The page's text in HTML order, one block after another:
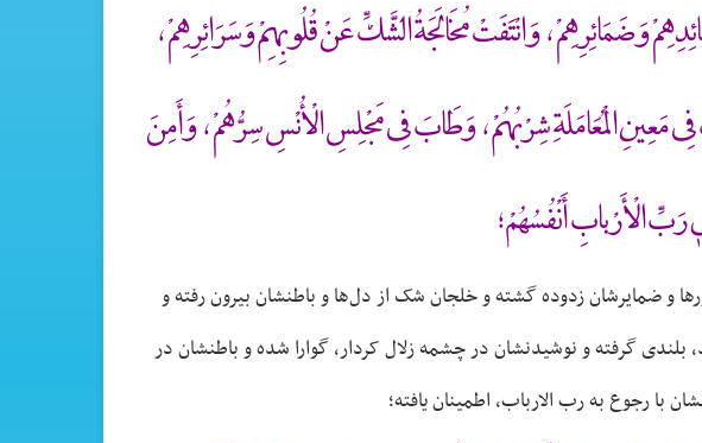
وَضَمَائِرِهِمْ ، وَانْتَفَتْ مُخَالَجَةُ الشَّكِّ عَنْ قُلُوبِهِمْ وَسَرَائِرِهِمْ ،
مَعِينِ الْمُعَامَلَةِ شِرْبُهُمْ ، وَطَابَ فِى مَجْلِسِ الْأُنْسِ سِرُّهُمْ ، وَأَمِنَ
رَبِّ الْأَرْبابِ أَنْفُسُهُمْ؛
و ضمایرشان زدوده گشته و خلجان شک از دل‌ها و باطنشان بیرون رفته و
گرفته و نوشیدنشان در چشمه زلال کردار، گوارا شده و باطنشان در
با رجوع به رب الارباب، اطمینان یافته؛